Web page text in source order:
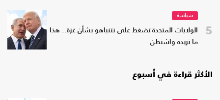
5
سياسة
الولايات المتحدة تضغط على نتنياهو بشأن غزة.. هذا
ما تريده واشنطن
الأكثر قراءة في أسبوع